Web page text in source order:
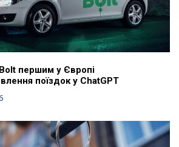
першим у Європі
поїздок у ChatGPT